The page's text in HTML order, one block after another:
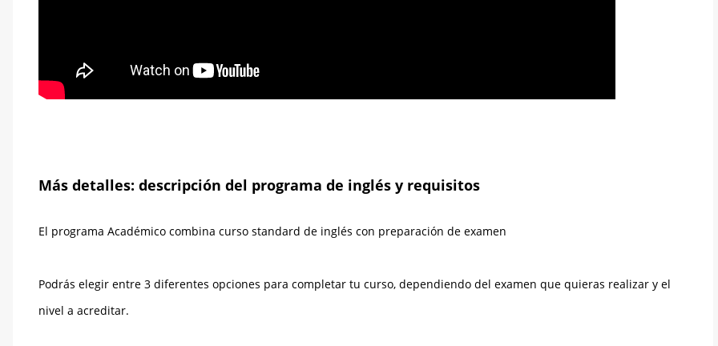
Más detalles: descripción del programa de inglés y requisitos
El programa Académico combina curso standard de inglés con preparación de examen
Podrás elegir entre 3 diferentes opciones para completar tu curso, dependiendo del examen que quieras realizar y el
nivel a acreditar.